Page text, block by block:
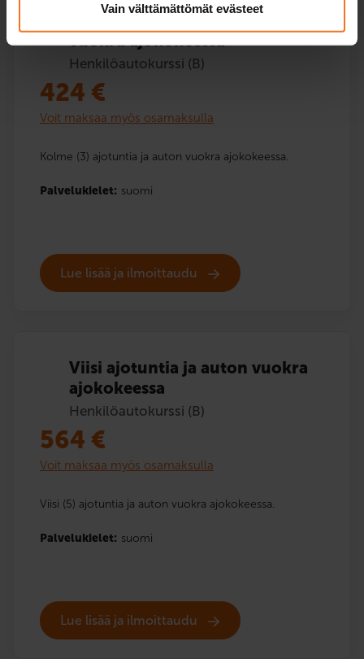
Vain välttämättömät evästeet
vuokra ajokokeessa
Henkilöautokurssi (B)
424 €
Voit maksaa myös osamaksulla
Kolme (3) ajotuntia ja auton vuokra ajokokeessa.
Palvelukielet: suomi
Lue lisää ja ilmoittaudu
Viisi ajotuntia ja auton vuokra
ajokokeessa
Henkilöautokurssi (B)
564 €
Voit maksaa myös osamaksulla
Viisi (5) ajotuntia ja auton vuokra ajokokeessa.
Palvelukielet: suomi
Lue lisää ja ilmoittaudu